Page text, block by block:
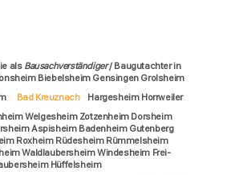
als Bausachverständiger/ Baugutachter in
Biebelsheim Gensingen Grolsheim
Bad Kreuznach
Hargesheim Horrweiler
Welgesheim Zotzenheim Dorsheim
Aspisheim Badenheim Gutenberg
Roxheim Rüdesheim Rümmelsheim
Waldlaubersheim Windesheim Frei-
Hüffelsheim